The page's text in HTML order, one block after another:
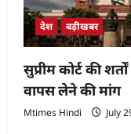
देश बड़ीखबर
सुप्रीम कोर्ट की
वापस लेने की मांग
Mtimes Hindi July